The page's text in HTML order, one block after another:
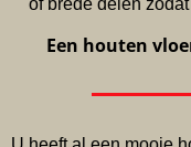
of brede delen
Een houten